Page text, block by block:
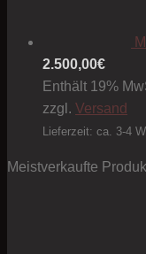
2.500,00€
Enthält 19%
zzgl. Versand
Lieferzeit: ca. 3-4
Meistverkaufte